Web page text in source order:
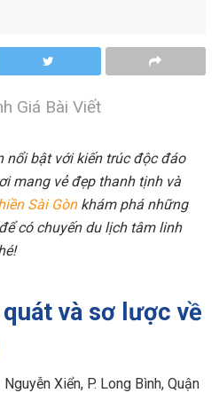
Giá Bài Viết
nổi bật với kiến trúc độc đáo
mang vẻ đẹp thanh tịnh và
Sài Gònkhám phá những
có chuyến du lịch tâm linh
và sơ lược về
Xiển, P. Long Bình, Quận